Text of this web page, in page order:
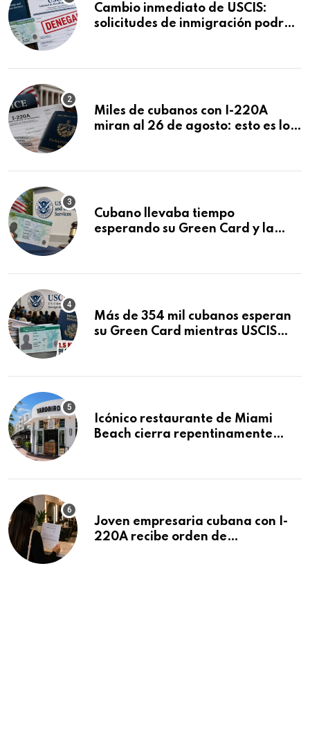
Cambio inmediato de USCIS:
solicitudes de inmigración podrán
Miles de cubanos con I-220A
miran al 26 de agosto: esto es lo
Cubano llevaba tiempo
esperando su Green Card y la
Más de 354 mil cubanos esperan
su Green Card mientras USCIS
Icónico restaurante de Miami
Beach cierra repentinamente
Joven empresaria cubana con I-
220A recibe orden de